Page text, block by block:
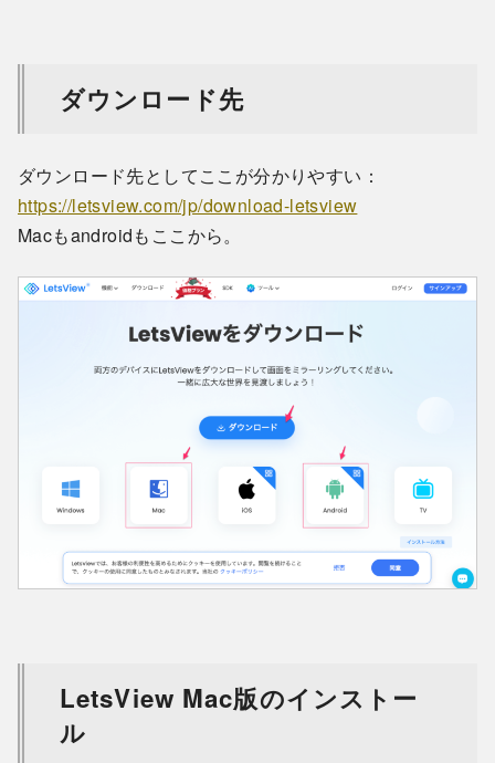
ダウンロード先
ダウンロード先としてここが分かりやすい：
https://letsview.com/jp/download-letsview
Macもandroidもここから。
LetsView Mac版のインストー
ル